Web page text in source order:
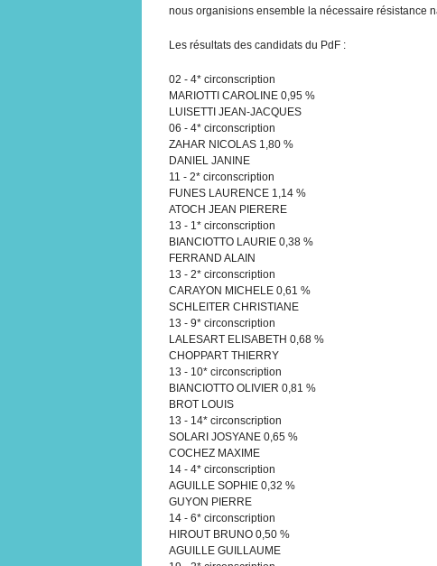
nous organisions ensemble la nécessaire résistance
Les résultats des candidats du PdF :
02 - 4* circonscription
MARIOTTI CAROLINE 0,95 %
LUISETTI JEAN-JACQUES
06 - 4* circonscription
ZAHAR NICOLAS 1,80 %
DANIEL JANINE
11 - 2* circonscription
FUNES LAURENCE 1,14 %
ATOCH JEAN PIERERE
13 - 1* circonscription
BIANCIOTTO LAURIE 0,38 %
FERRAND ALAIN
13 - 2* circonscription
CARAYON MICHELE 0,61 %
SCHLEITER CHRISTIANE
13 - 9* circonscription
LALESART ELISABETH 0,68 %
CHOPPART THIERRY
13 - 10* circonscription
BIANCIOTTO OLIVIER 0,81 %
BROT LOUIS
13 - 14* circonscription
SOLARI JOSYANE 0,65 %
COCHEZ MAXIME
14 - 4* circonscription
AGUILLE SOPHIE 0,32 %
GUYON PIERRE
14 - 6* circonscription
HIROUT BRUNO 0,50 %
AGUILLE GUILLAUME